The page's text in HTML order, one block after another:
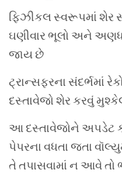
ફિઝીકલ સ્વરૂપમાં શેર
ઘણીવાર ભૂલો અને
જાય છે
ટ્રાન્સફરના સંદર્ભમાં
દસ્તાવેજો શેર કરવું
આ દસ્તાવેજોને અપડેટ
પેપરના વધતા જતા
તે તપાસવામાં ન આવે